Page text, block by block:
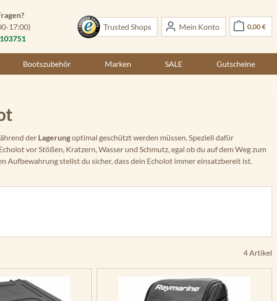
17:00)
Trusted Shops Mein Konto 0,00 €
Bootszubehör Marken SALE Gutscheine
der Lagerungoptimal geschützt werden müssen. Speziell dafür
vor Stößen, Kratzern, Wasser und Schmutz, egal ob du auf dem Weg zum
stellst du sicher, dass dein Echolot immer einsatzbereit ist.
4 Artikel